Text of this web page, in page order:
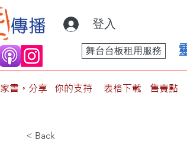
登入
舞台台板租用服務
家書。分享 你的支持 表格下載 售賣點
< Back